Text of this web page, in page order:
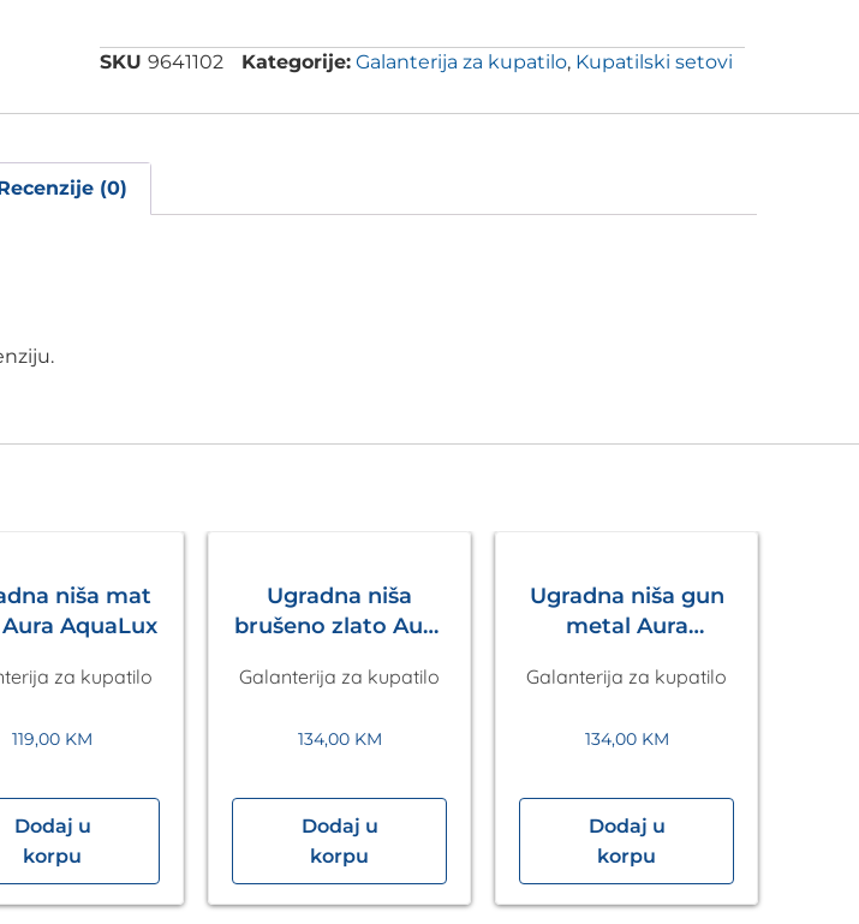
SKU 9641102 Kategorije: Galanterija za kupatilo, Kupatilski setovi
(0)
niša mat
AquaLux
za kupatilo
119,00 KM
Dodaj u
korpu
Ugradna niša
brušeno zlato Aura
Galanterija za kupatilo
134,00 KM
Dodaj u
korpu
Ugradna niša gun
metal Aura
Galanterija za kupatilo
134,00 KM
Dodaj u
korpu